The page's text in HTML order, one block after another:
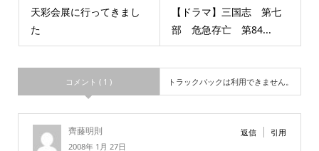
天彩会展に行ってきまし
た
【ドラマ】三国志 第七
部 危急存亡 第84...
コメント ( 1 ) トラックバックは利用できません。
齊藤明則
2008年 1月 27日
返信 引用